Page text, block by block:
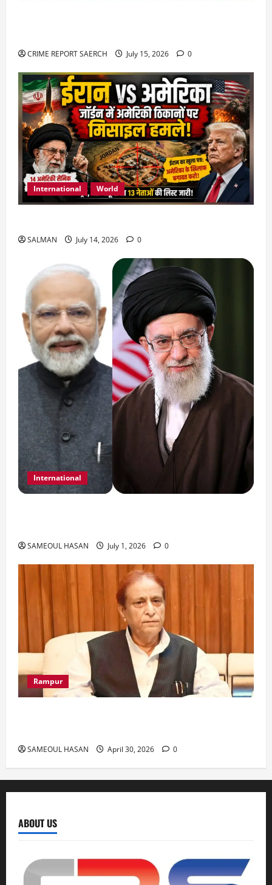
CRIME REPORT SAERCH July 15, 2026 0
International World
SALMAN July 14, 2026 0
International
SAMEOUL HASAN July 1, 2026 0
Rampur
SAMEOUL HASAN April 30, 2026 0
ABOUT US